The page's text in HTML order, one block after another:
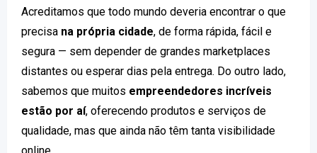
Acreditamos que todo mundo deveria encontrar o que
precisa na própria cidade, de forma rápida, fácil e
segura — sem depender de grandes marketplaces
distantes ou esperar dias pela entrega. Do outro lado,
sabemos que muitos empreendedores incríveis
estão por aí, oferecendo produtos e serviços de
qualidade, mas que ainda não têm tanta visibilidade